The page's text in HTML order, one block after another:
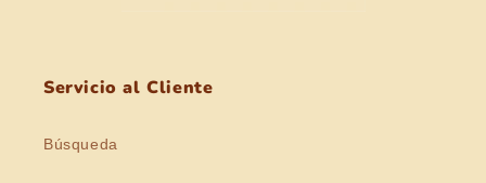
Servicio al Cliente
Búsqueda